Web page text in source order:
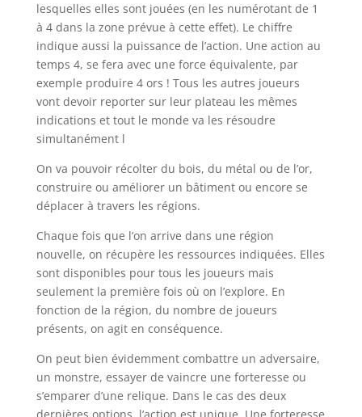
lesquelles elles sont jouées (en les numérotant de 1
à 4 dans la zone prévue à cette effet). Le chiffre
indique aussi la puissance de l’action. Une action au
temps 4, se fera avec une force équivalente, par
exemple produire 4 ors ! Tous les autres joueurs
vont devoir reporter sur leur plateau les mêmes
indications et tout le monde va les résoudre
simultanément l
On va pouvoir récolter du bois, du métal ou de l’or,
construire ou améliorer un bâtiment ou encore se
déplacer à travers les régions.
Chaque fois que l’on arrive dans une région
nouvelle, on récupère les ressources indiquées. Elles
sont disponibles pour tous les joueurs mais
seulement la première fois où on l’explore. En
fonction de la région, du nombre de joueurs
présents, on agit en conséquence.
On peut bien évidemment combattre un adversaire,
un monstre, essayer de vaincre une forteresse ou
s’emparer d’une relique. Dans le cas des deux